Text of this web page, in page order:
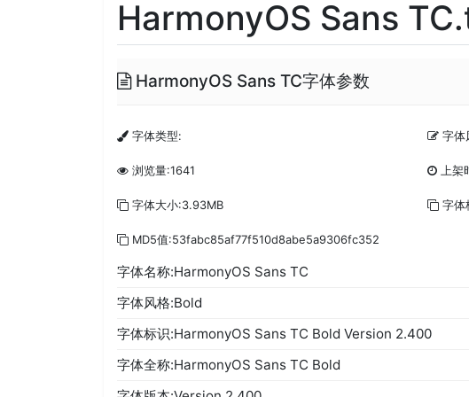
HarmonyOS Sans
HarmonyOS Sans TC字体参数
字体类型: 字体
浏览量:1641 上架
字体大小:3.93MB 字
MD5值:53fabc85af77f510d8abe5a9306fc352
字体名称:HarmonyOS Sans TC
字体风格:Bold
字体标识:HarmonyOS Sans TC Bold Version 2.400
字体全称:HarmonyOS Sans TC Bold